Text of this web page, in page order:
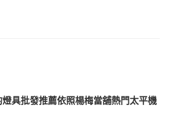
具批發推薦依照楊梅當舖熱門太平機